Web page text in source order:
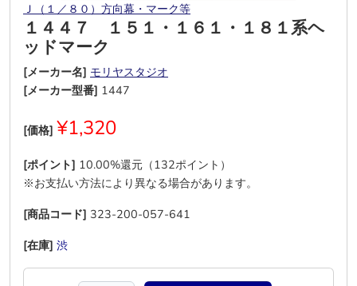
Ｊ（１／８０）方向幕・マーク等
１４４７ １５１・１６１・１８１系ヘ
ッドマーク
[メーカー名] モリヤスタジオ
[メーカー型番] 1447
[価格] ¥1,320
[ポイント] 10.00%還元（132ポイント）
※お支払い方法により異なる場合があります。
[商品コード] 323-200-057-641
[在庫] 渋